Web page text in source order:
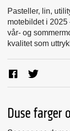
Pasteller, lin,
motebildet i
vår- og
kvalitet som
Duse farger